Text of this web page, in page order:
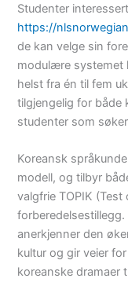
Studenter
https://
de kan velge sin
modulære systemet
helst fra én til fem
tilgjengelig for både
studenter som
Koreansk
modell, og tilbyr
valgfrie TOPIK
anerkjenner den
kultur og gir veier
koreanske dramaer